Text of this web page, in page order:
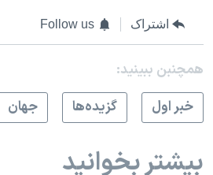
اشتراک Follow us
همچنبن ببینید:
خبر اول
گزيده‌ها جهان
بیشتر بخوانید